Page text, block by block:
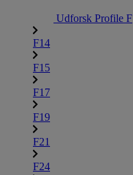
Udforsk Profile F
F14
F15
F17
F19
F21
F24